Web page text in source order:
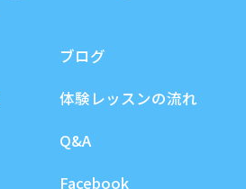
ブログ
体験レッスンの流れ
Q&A
Facebook